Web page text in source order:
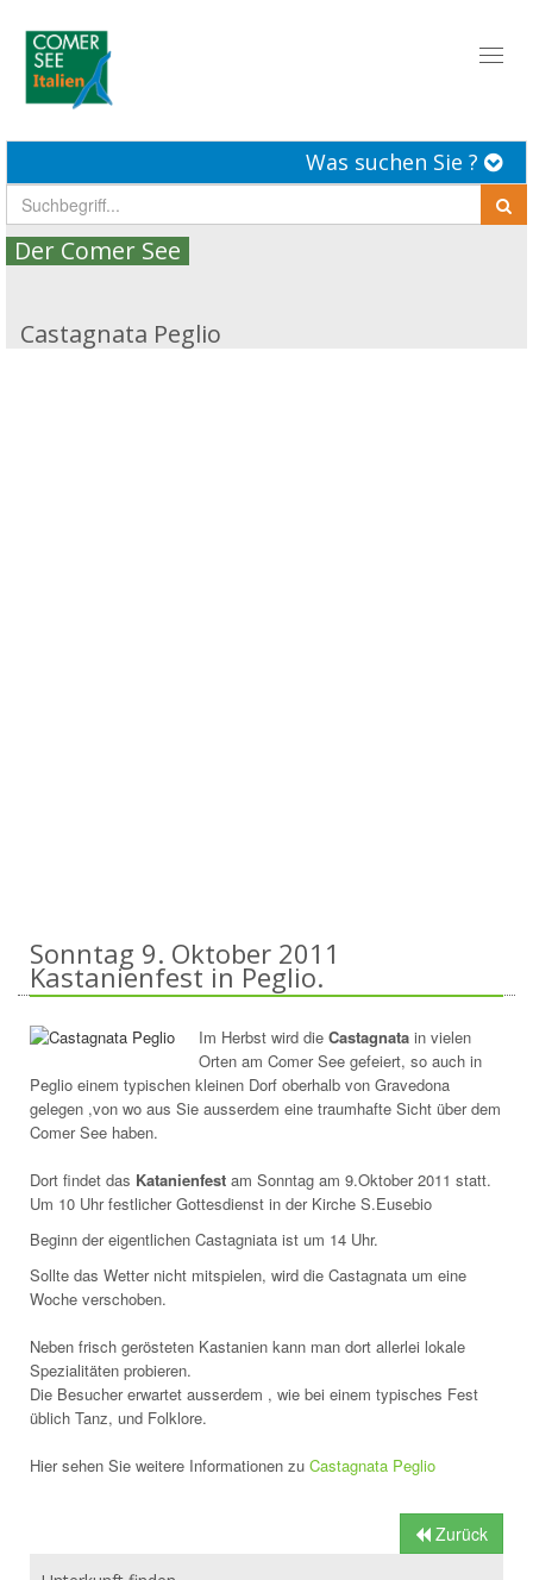
Was suchen Sie ?
Der Comer See
Castagnata Peglio
Sonntag 9. Oktober 2011
Kastanienfest in Peglio.
Im Herbst wird die Castagnata in vielen
Orten am Comer See gefeiert, so auch in
Peglio einem typischen kleinen Dorf oberhalb von Gravedona
gelegen ,von wo aus Sie ausserdem eine traumhafte Sicht über dem
Comer See haben.
Dort findet das Katanienfest am Sonntag am 9.Oktober 2011 statt.
Um 10 Uhr festlicher Gottesdienst in der Kirche S.Eusebio
Beginn der eigentlichen Castagniata ist um 14 Uhr.
Sollte das Wetter nicht mitspielen, wird die Castagnata um eine
Woche verschoben.
Neben frisch gerösteten Kastanien kann man dort allerlei lokale
Spezialitäten probieren.
Die Besucher erwartet ausserdem , wie bei einem typisches Fest
üblich Tanz, und Folklore.
Hier sehen Sie weitere Informationen zu Castagnata Peglio
Zurück